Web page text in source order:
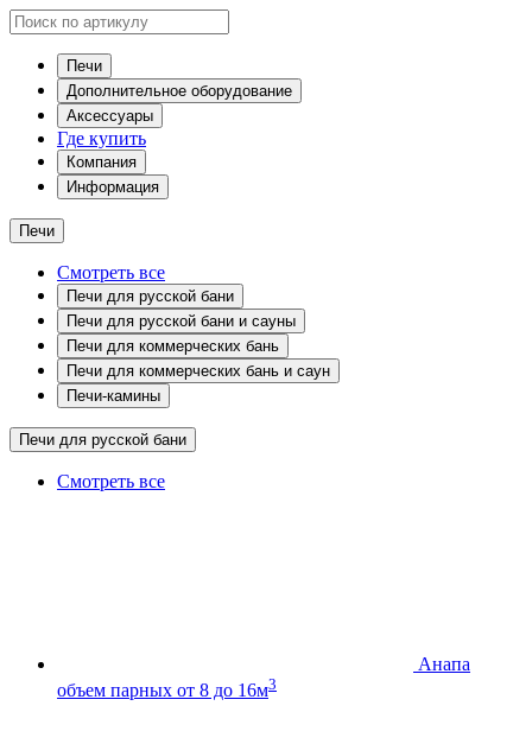
Печи
Дополнительное оборудование
Аксессуары
Где купить
Компания
Информация
Печи
Смотреть все
Печи для русской бани
Печи для русской бани и сауны
Печи для коммерческих бань
Печи для коммерческих бань и саун
Печи-камины
Печи для русской бани
Смотреть все
Анапа
объем парных от 8 до 16м3